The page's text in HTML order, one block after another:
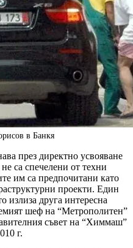
в Банкя
през директно усвояване
са спечелени от техни
им са предпочитани като
проекти. Един
излиза друга интересна
шеф на “Метрополитен”
съвет на “Химмаш”
г.